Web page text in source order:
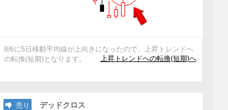
8/6に5日移動平均線が上向きになったので、上昇トレンドへ
の転換(短期)となります。
上昇トレンドへの転換(短期)へ
売り デッドクロス